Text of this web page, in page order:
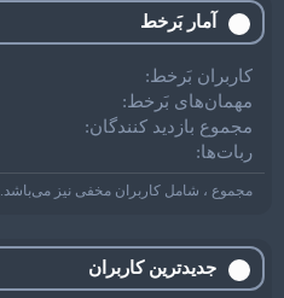
آمار بَرخط
کاربران بَرخط
مهمان‌های بَرخط
مجموع بازدید کنندگان
ربات‌ها
مجموع ، شامل کاربران مخفی نیز می‌باشد.
جدیدترین کاربران